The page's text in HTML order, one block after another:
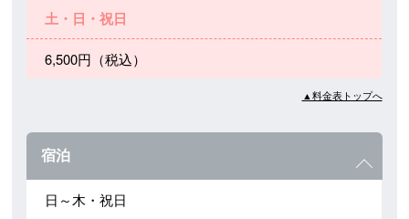
土・日・祝日
6,500円（税込）
▲料金表トップへ
宿泊
日～木・祝日